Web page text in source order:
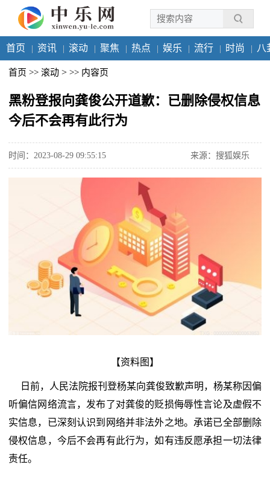
首页 资讯 滚动 聚焦 热点 娱乐 流行 时尚 八
首页 >> 滚动 > >> 内容页
黑粉登报向龚俊公开道歉：已删除侵权信息
今后不会再有此行为
时间：2023-08-29 09:55:15 来源：搜狐娱乐
【资料图】
日前，人民法院报刊登杨某向龚俊致歉声明，杨某称因偏
听偏信网络流言，发布了对龚俊的贬损侮辱性言论及虚假不
实信息，已深刻认识到网络并非法外之地。承诺已全部删除
侵权信息，今后不会再有此行为，如有违反愿承担一切法律
责任。